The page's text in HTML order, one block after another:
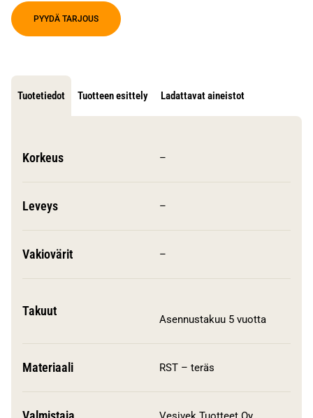
PYYDÄ TARJOUS
Tuotetiedot Tuotteen esittely Ladattavat aineistot
Korkeus –
Leveys –
Vakiovärit –
Takuut
Asennustakuu 5 vuotta
Materiaali RST – teräs